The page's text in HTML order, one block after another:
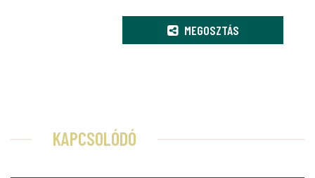
MEGOSZTÁS
KAPCSOLÓDÓ